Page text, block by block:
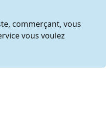
commerçant, vous
vous voulez